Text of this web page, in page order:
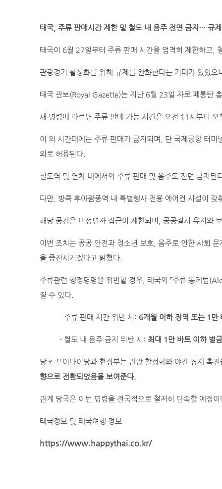
태국, 주류 판매시간 제한 및 철도 내 음주 전면 금지… 규
태국이 6월 27일부터 주류 판매 시간을 엄격히 제한하고,
관광경기 활성화를 위해 규제를 완화한다는 기대가 있었
태국 관보(Royal Gazette)는 지난 6월 23일 자로 페통탄
새 명령에 따르면 주류 판매 가능 시간은 오전 11시부터
이 외 시간대에는 주류 판매가 금지되며, 단 국제공항 터
외로 허용된다.
철도역 및 열차 내에서의 주류 판매 및 음주도 전면 금지된
다만, 방콕 후아람퐁역 내 특별행사 전용 에어컨 시설이
해당 공간은 미성년자 접근이 제한되며, 공공질서 유지와
이번 조치는 공공 안전과 청소년 보호, 음주로 인한 사회
을 증진시키겠다고 밝혔다.
주류관련 행정명령을 위반할 경우, 태국의 「주류 통제법
질 수 있다.
- 주류 판매 시간 위반 시: 6개월 이하 징역 또는 1만
- 철도 내 음주 금지 위반 시: 최대 1만 바트 이하 벌금
당초 프어타이당과 현정부는 관광 활성화와 야간 경제 촉
향으로 전환되었음을 보여준다.
관계 당국은 이번 명령을 전국적으로 철저히 단속할 예정
태국정보 및 태국여행 정보
https://www.happythai.co.kr/